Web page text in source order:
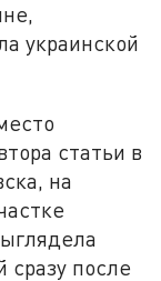
украинской
статьи в
на
сразу после